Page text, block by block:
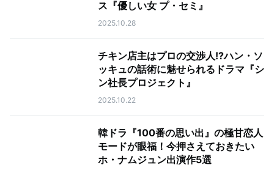
ス『優しい女 プ・セミ』
2025.10.28
チキン店主はプロの交渉人!?ハン・ソ
ッキュの話術に魅せられるドラマ『シ
ン社長プロジェクト』
2025.10.22
韓ドラ『100番の思い出』の極甘恋人
モードが眼福！今押さえておきたい
ホ・ナムジュン出演作5選